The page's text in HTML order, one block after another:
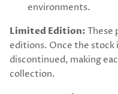
environments.
Limited Edition: These
editions. Once the stock
discontinued, making
collection.